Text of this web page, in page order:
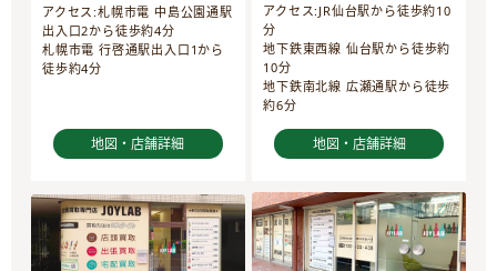
アクセス:札幌市電 中島公園通駅
出入口2から徒歩約4分
札幌市電 行啓通駅出入口1から
徒歩約4分
地図・店舗詳細
アクセス:JR仙台駅から徒歩約10
分
地下鉄東西線 仙台駅から徒歩約
10分
地下鉄南北線 広瀬通駅から徒歩
約6分
地図・店舗詳細